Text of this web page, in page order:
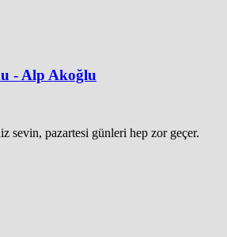
- Alp Akoğlu
sevin, pazartesi günleri hep zor geçer.